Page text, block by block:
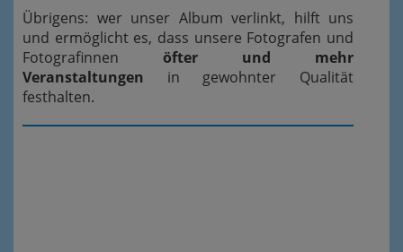
Übrigens: wer unser Album verlinkt, hilft uns
und ermöglicht es, dass unsere Fotografen und
Fotografinnen öfter und mehr
Veranstaltungen in gewohnter Qualität
festhalten.